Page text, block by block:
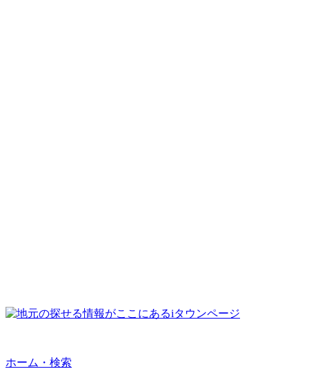
ホーム・検索